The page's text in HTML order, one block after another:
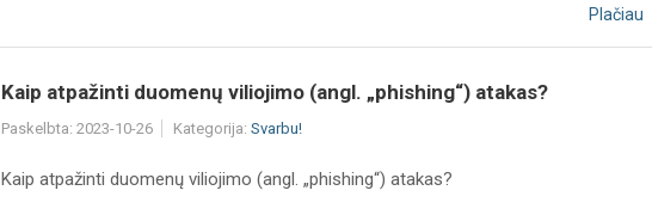
Plačiau
Kaip atpažinti duomenų viliojimo (angl. „phishing“) atakas?
Paskelbta: 2023-10-26 Kategorija: Svarbu!
Kaip atpažinti duomenų viliojimo (angl. „phishing“) atakas?